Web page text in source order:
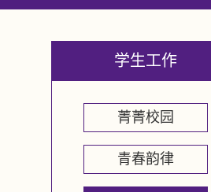
学生工作
菁菁校园
青春韵律